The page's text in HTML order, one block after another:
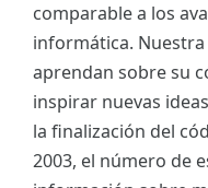
comparable a los
informática.
aprendan sobre su
inspirar nuevas
la finalización del
2003, el número de